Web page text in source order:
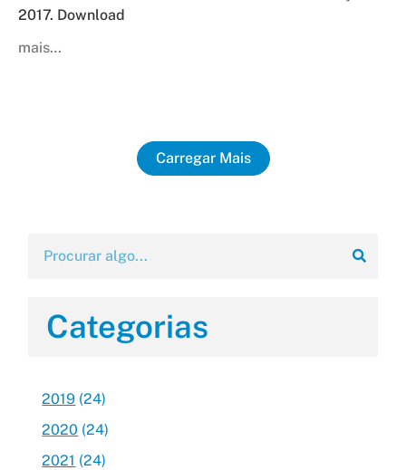
Categorias
2019 (24)
2020 (24)
2021 (24)
2017. Download
mais…
Carregar Mais